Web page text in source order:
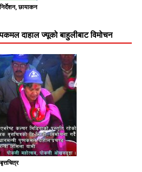
छायाकन
दाहाल ज्यूको बाहुलीबाट विमोचन